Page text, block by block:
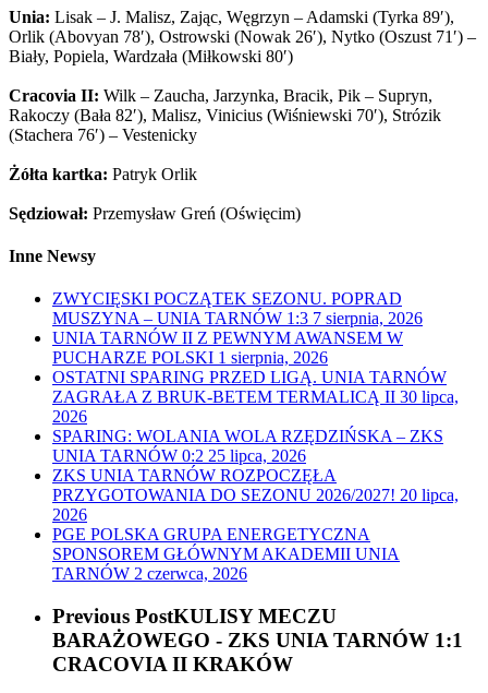
Unia: Lisak – J. Malisz, Zając, Węgrzyn – Adamski (Tyrka 89′),
Orlik (Abovyan 78′), Ostrowski (Nowak 26′), Nytko (Oszust 71′) –
Biały, Popiela, Wardzała (Miłkowski 80′)
Cracovia II: Wilk – Zaucha, Jarzynka, Bracik, Pik – Supryn,
Rakoczy (Bała 82′), Malisz, Vinicius (Wiśniewski 70′), Strózik
(Stachera 76′) – Vestenicky
Żółta kartka: Patryk Orlik
Sędziował: Przemysław Greń (Oświęcim)
Inne Newsy
ZWYCIĘSKI POCZĄTEK SEZONU. POPRAD
MUSZYNA – UNIA TARNÓW 1:3 7 sierpnia, 2026
UNIA TARNÓW II Z PEWNYM AWANSEM W
PUCHARZE POLSKI 1 sierpnia, 2026
OSTATNI SPARING PRZED LIGĄ. UNIA TARNÓW
ZAGRAŁA Z BRUK-BETEM TERMALICĄ II 30 lipca,
2026
SPARING: WOLANIA WOLA RZĘDZIŃSKA – ZKS
UNIA TARNÓW 0:2 25 lipca, 2026
ZKS UNIA TARNÓW ROZPOCZĘŁA
PRZYGOTOWANIA DO SEZONU 2026/2027! 20 lipca,
2026
PGE POLSKA GRUPA ENERGETYCZNA
SPONSOREM GŁÓWNYM AKADEMII UNIA
TARNÓW 2 czerwca, 2026
Previous PostKULISY MECZU
BARAŻOWEGO - ZKS UNIA TARNÓW 1:1
CRACOVIA II KRAKÓW